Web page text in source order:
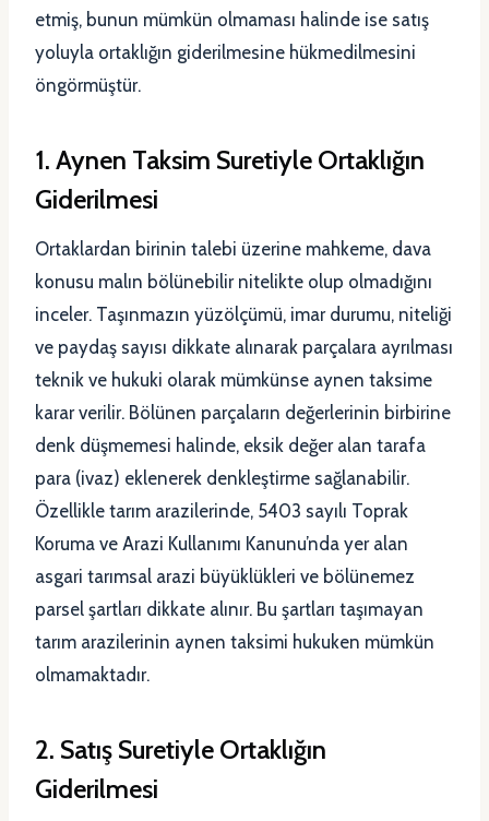
etmiş, bunun mümkün olmaması halinde ise satış
yoluyla ortaklığın giderilmesine hükmedilmesini
öngörmüştür.
1. Aynen Taksim Suretiyle Ortaklığın
Giderilmesi
Ortaklardan birinin talebi üzerine mahkeme, dava
konusu malın bölünebilir nitelikte olup olmadığını
inceler. Taşınmazın yüzölçümü, imar durumu, niteliği
ve paydaş sayısı dikkate alınarak parçalara ayrılması
teknik ve hukuki olarak mümkünse aynen taksime
karar verilir. Bölünen parçaların değerlerinin birbirine
denk düşmemesi halinde, eksik değer alan tarafa
para (ivaz) eklenerek denkleştirme sağlanabilir.
Özellikle tarım arazilerinde, 5403 sayılı Toprak
Koruma ve Arazi Kullanımı Kanunu’nda yer alan
asgari tarımsal arazi büyüklükleri ve bölünemez
parsel şartları dikkate alınır. Bu şartları taşımayan
tarım arazilerinin aynen taksimi hukuken mümkün
olmamaktadır.
2. Satış Suretiyle Ortaklığın
Giderilmesi